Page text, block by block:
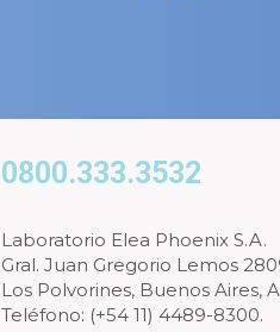
0800.333.3532
Laboratorio Elea Phoenix S.A.
Gral. Juan Gregorio Lemos
Los Polvorines, Buenos Aires,
Teléfono: (+54 11) 4489-8300.